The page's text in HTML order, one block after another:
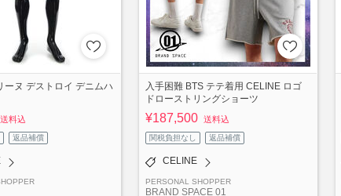
ーヌ デストロイ デニムハ
送料込
返品補償
入手困難 BTS テテ着用 CELINE ロゴ
ドローストリングショーツ
¥187,500 送料込
関税負担なし 返品補償
CELINE
PERSONAL SHOPPER
BRAND SPACE 01